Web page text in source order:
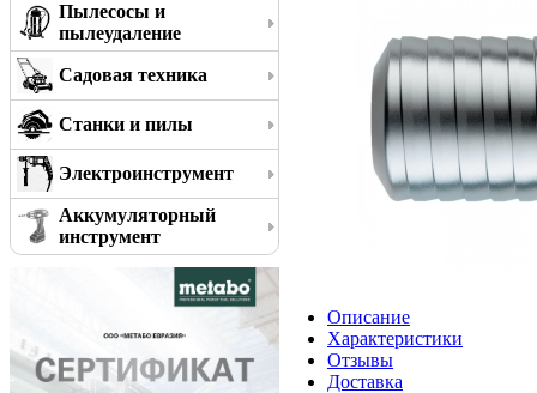
Пылесосы и
пылеудаление
Садовая техника
Станки и пилы
Электроинструмент
Аккумуляторный
инструмент
Описание
Характеристики
Отзывы
Доставка